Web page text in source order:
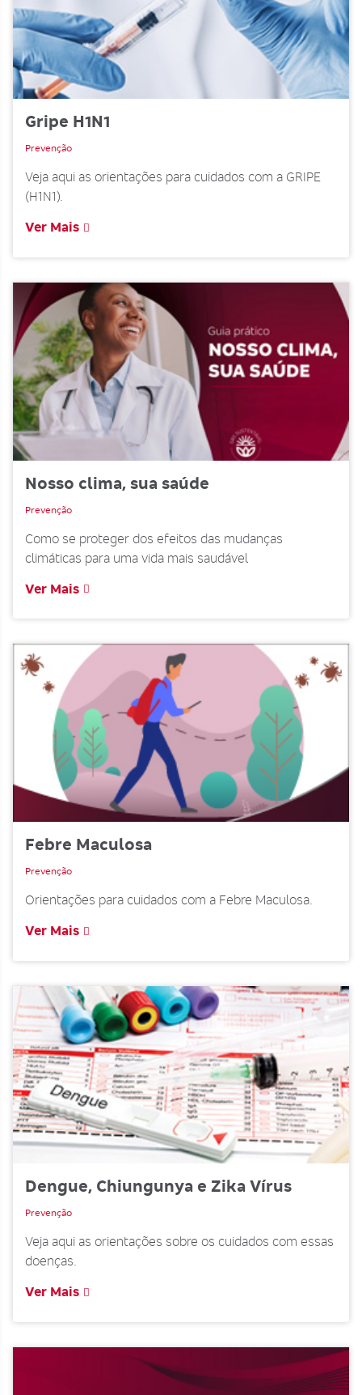
Gripe H1N1
Prevenção
Veja aqui as orientações para cuidados com a GRIPE
(H1N1).
Ver Mais
Nosso clima, sua saúde
Prevenção
Como se proteger dos efeitos das mudanças
climáticas para uma vida mais saudável
Ver Mais
Febre Maculosa
Prevenção
Orientações para cuidados com a Febre Maculosa.
Ver Mais
Dengue, Chiungunya e Zika Vírus
Prevenção
Veja aqui as orientações sobre os cuidados com essas
doenças.
Ver Mais